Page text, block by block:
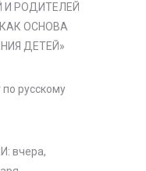
И РОДИТЕЛЕЙ
ОСНОВА
ДЕТЕЙ»
русскому
вчера,